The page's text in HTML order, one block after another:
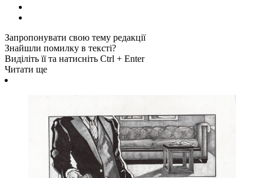
Запропонувати свою тему редакції
Знайшли помилку в тексті?
Виділіть її та натисніть Ctrl + Enter
Читати ще